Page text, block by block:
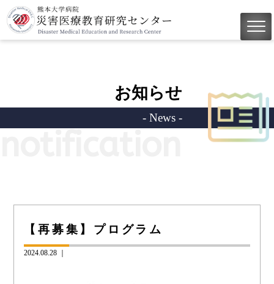
お知らせ
- News -
【再募集】プログラム
2024.08.28 ｜